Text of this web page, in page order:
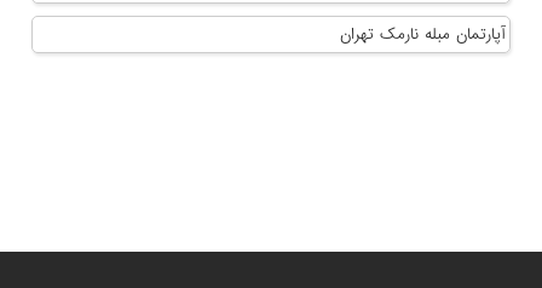
آپارتمان مبله نارمک تهران